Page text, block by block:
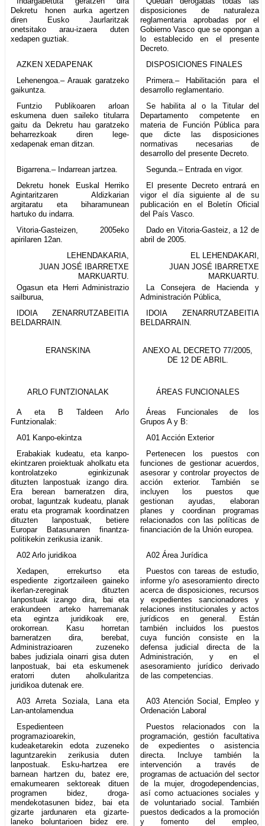
Dekretu honen aurka agertzen
diren Eusko Jaurlaritzak
onetsitako arau-izaera duten
xedapen guztiak.
disposiciones de naturaleza
reglamentaria aprobadas por el
Gobierno Vasco que se opongan a
lo establecido en el presente
Decreto.
AZKEN XEDAPENAK
DISPOSICIONES FINALES
Lehenengoa.– Arauak garatzeko
gaikuntza.
Primera.– Habilitación para el
desarrollo reglamentario.
Funtzio Publikoaren arloan
eskumena duen saileko titularra
gaitu da Dekretu hau garatzeko
beharrezkoak diren lege-
xedapenak eman ditzan.
Se habilita al o la Titular del
Departamento competente en
materia de Función Pública para
que dicte las disposiciones
normativas necesarias de
desarrollo del presente Decreto.
Bigarrena.– Indarrean jartzea.
Segunda.– Entrada en vigor.
Dekretu honek Euskal Herriko
Agintaritzaren Aldizkarian
argitaratu eta biharamunean
hartuko du indarra.
El presente Decreto entrará en
vigor el día siguiente al de su
publicación en el Boletín Oficial
del País Vasco.
Vitoria-Gasteizen, 2005eko
apirilaren 12an.
Dado en Vitoria-Gasteiz, a 12 de
abril de 2005.
LEHENDAKARIA,
EL LEHENDAKARI,
JUAN JOSÉ IBARRETXE
MARKUARTU.
JUAN JOSÉ IBARRETXE
MARKUARTU.
Ogasun eta Herri Administrazio
sailburua,
La Consejera de Hacienda y
Administración Pública,
IDOIA ZENARRUTZABEITIA
BELDARRAIN.
IDOIA ZENARRUTZABEITIA
BELDARRAIN.
ERANSKINA
ANEXO AL DECRETO 77/2005,
DE 12 DE ABRIL.
ARLO FUNTZIONALAK ÁREAS FUNCIONALES
A eta B Taldeen Arlo
Funtzionalak:
Áreas Funcionales de los
Grupos A y B:
A01 Kanpo-ekintza
A01 Acción Exterior
Erabakiak kudeatu, eta kanpo-
ekintzaren proiektuak aholkatu eta
kontrolatzeko eginkizunak
dituzten lanpostuak izango dira.
Era berean barneratzen dira,
orobat, laguntzak kudeatu, planak
eratu eta programak koordinatzen
dituzten lanpostuak, betiere
Europar Batasunaren finantza-
politikekin zerikusia izanik.
Pertenecen los puestos con
funciones de gestionar acuerdos,
asesorar y controlar proyectos de
acción exterior. También se
incluyen los puestos que
gestionan ayudas, elaboran
planes y coordinan programas
relacionados con las políticas de
financiación de la Unión europea.
A02 Arlo juridikoa
A02 Área Jurídica
Xedapen, errekurtso eta
espediente zigortzaileen gaineko
ikerlan-zereginak dituzten
lanpostuak izango dira, bai eta
erakundeen arteko harremanak
eta egintza juridikoak ere,
orokorrean. Kasu horretan
barneratzen dira, berebat,
Administrazioaren zuzeneko
babes judiziala oinarri gisa duten
lanpostuak, bai eta eskumenek
eratorri duten aholkularitza
juridikoa dutenak ere.
Puestos con tareas de estudio,
informe y/o asesoramiento directo
acerca de disposiciones, recursos
y expedientes sancionadores y
relaciones institucionales y actos
jurídicos en general. Están
también incluidos los puestos
cuya función consiste en la
defensa judicial directa de la
Administración, y en el
asesoramiento jurídico derivado
de las competencias.
A03 Arreta Soziala, Lana eta
Lan-antolamendua
A03 Atención Social, Empleo y
Ordenación Laboral
Espedienteen
programazioarekin,
kudeaketarekin edota zuzeneko
laguntzarekin zerikusia duten
lanpostuak. Esku-hartzea ere
barnean hartzen du, batez ere,
emakumearen sektoreak dituen
programen bidez, droga-
mendekotasunen bidez, bai eta
gizarte jardunaren eta gizarte-
laneko boluntarioen bidez ere.
Puestos relacionados con la
programación, gestión facultativa
de expedientes o asistencia
directa. Incluye también la
intervención a través de
programas de actuación del sector
de la mujer, drogodependencias,
así como actuaciones sociales y
de voluntariado social. También
puestos dedicados a la promoción
y fomento del empleo,